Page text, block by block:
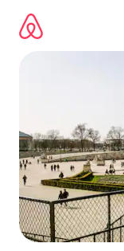
kwenda
kwenye